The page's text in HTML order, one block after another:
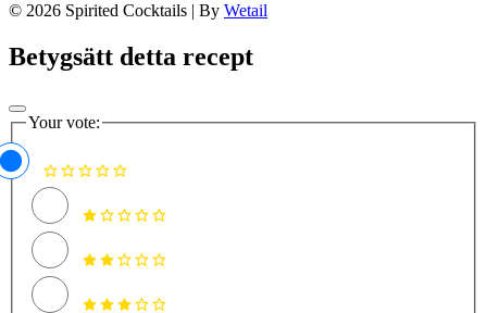
© 2026 Spirited Cocktails | By Wetail
Betygsätt detta recept
Your vote: